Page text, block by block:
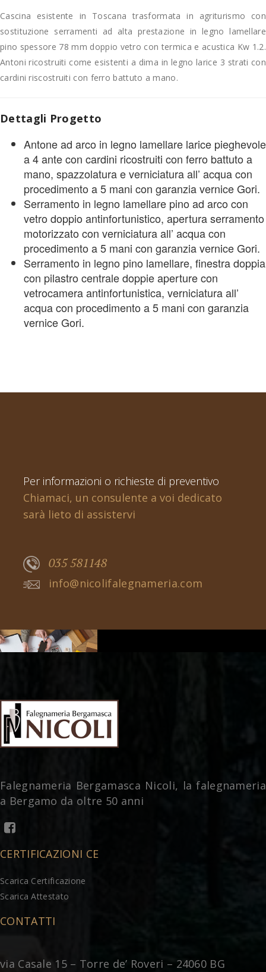
Cascina esistente in Toscana trasformata in agriturismo con
sostituzione serramenti ad alta prestazione in legno lamellare
pino spessore 78 mm doppio vetro con termica e acustica Kw 1.2.
Antoni ricostruiti come esistenti a dima in legno larice 3 strati con
cardini riscostruiti con ferro battuto a mano.
Dettagli Progetto
Antone ad arco in legno lamellare larice pieghevole
a 4 ante con cardini ricostruiti con ferro battuto a
mano, spazzolatura e verniciatura all’ acqua con
procedimento a 5 mani con garanzia vernice Gori.
Serramento in legno lamellare pino ad arco con
vetro doppio antinfortunistico, apertura serramento
motorizzato con verniciatura all’ acqua con
procedimento a 5 mani con garanzia vernice Gori.
Serramento in legno pino lamellare, finestra doppia
con pilastro centrale doppie aperture con
vetrocamera antinfortunistica, verniciatura all’
acqua con procedimento a 5 mani con garanzia
vernice Gori.
Per informazioni o richieste di preventivo
Chiamaci, un consulente a voi dedicato
sarà lieto di assistervi
035 581148
info@nicolifalegnameria.com
Falegnameria Bergamasca Nicoli, la falegnameria
a Bergamo da oltre 50 anni
CERTIFICAZIONI CE
Scarica Certificazione
Scarica Attestato
CONTATTI
via Casale 15 – Torre de’ Roveri – 24060 BG